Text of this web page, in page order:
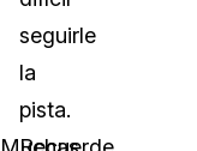
seguirle
la
pista.